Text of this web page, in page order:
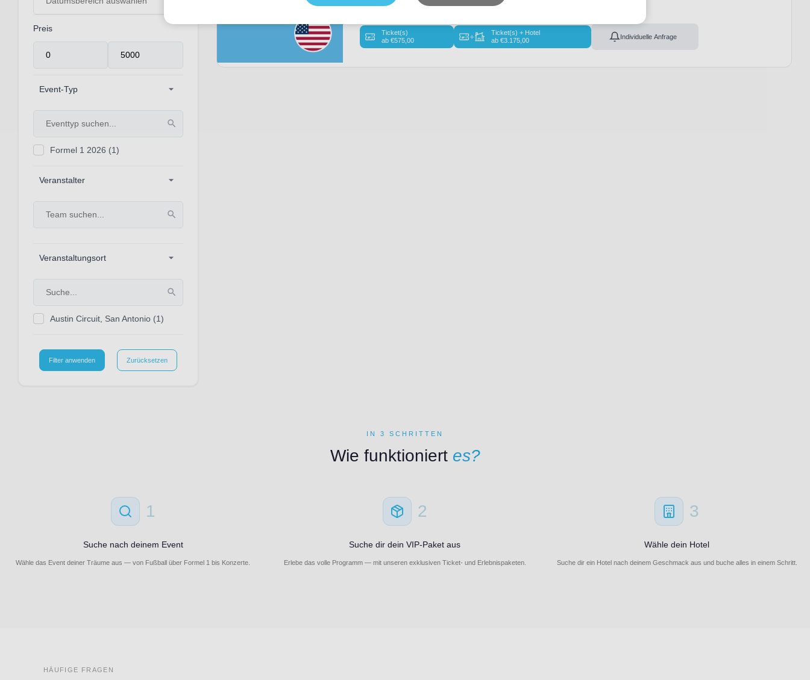
Preis
Event-Typ
Formel 1 2026 (1)
Veranstalter
Veranstaltungsort
Austin Circuit, San Antonio (1)
Filter anwenden Zurücksetzen
23 Oct, 2026
15:00
Ticket(s)
ab€575,00 +
Ticket(s) + Hotel
ab€3.175,00 Individuelle Anfrage
IN 3 SCHRITTEN
Wie funktioniert es?
1
Suche nach deinem Event
Wähle das Event deiner Träume aus — von Fußball über Formel 1 bis Konzerte.
2
Suche dir dein VIP-Paket aus
Erlebe das volle Programm — mit unseren exklusiven Ticket- und Erlebnispaketen.
3
Wähle dein Hotel
Suche dir ein Hotel nach deinem Geschmack aus und buche alles in einem Schritt.
HÄUFIGE FRAGEN